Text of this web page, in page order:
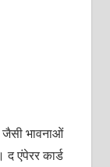
भावनाओं
एंपेरर कार्ड